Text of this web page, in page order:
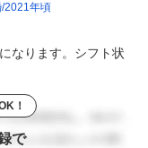
2021年頃
なります。シフト状
！
で